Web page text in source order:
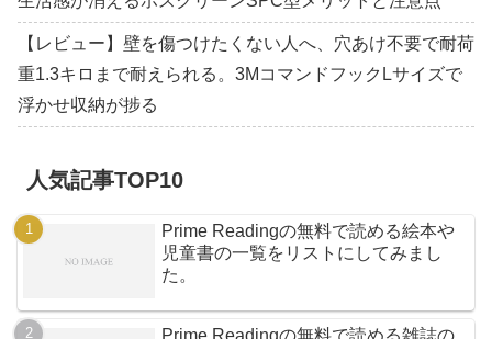
【レビュー】壁を傷つけたくない人へ、穴あけ不要で耐荷
重1.3キロまで耐えられる。3MコマンドフックLサイズで
浮かせ収納が捗る
人気記事TOP10
Prime Readingの無料で読める絵本や
児童書の一覧をリストにしてみまし
た。